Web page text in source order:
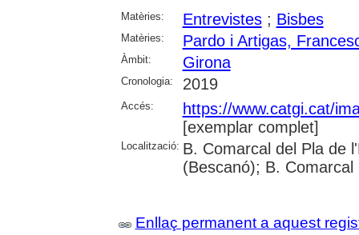
Matèries: Entrevistes; Bisbes
Matèries: Pardo i Artigas,
Àmbit: Girona
Cronologia: 2019
Accés:
https://www.catgi.cat/
[exemplar complet]
Localització: B. Comarcal del Pla de
(Bescanó); B.
Enllaç permanent a aquest